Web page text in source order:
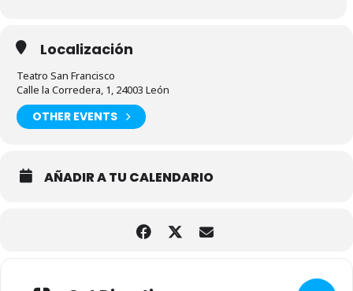
Localización
Teatro San Francisco
Calle la Corredera, 1, 24003 León
OTHER EVENTS
AÑADIR A TU CALENDARIO